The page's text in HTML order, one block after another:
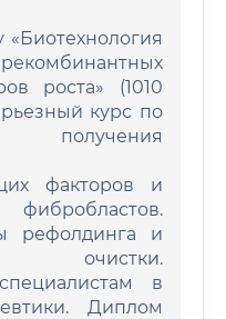
роста» (1010
курс по
факторов и
рефолдинга и
очистки.
в
Диплом